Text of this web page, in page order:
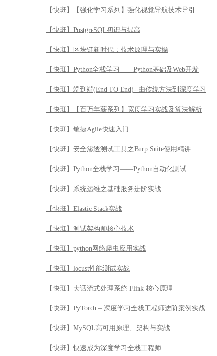
【快班】【强化学习系列】强化视觉导航技术导引
【快班】PostgreSQL初识与提高
【快班】区块链新时代：技术原理与实操
【快班】Python全栈学习——Python基础及Web开发
【快班】端到端(End TO End)--由传统方法到深度学习
【快班】【百万年薪系列】宽度学习实战及算法解析
【快班】敏捷Agile快速入门
【快班】安全渗透测试工具之Burp Suite使用精讲
【快班】Python全栈学习——Python自动化测试
【快班】系统运维之基础服务进阶实战
【快班】Elastic Stack实战
【快班】测试架构师核心技术
【快班】python网络爬虫应用实战
【快班】locust性能测试实战
【快班】大话流式处理系统 Flink 核心原理
【快班】PyTorch – 深度学习全栈工程师进阶案例实战
【快班】MySQL高可用原理、架构与实战
【快班】快速成为深度学习全栈工程师